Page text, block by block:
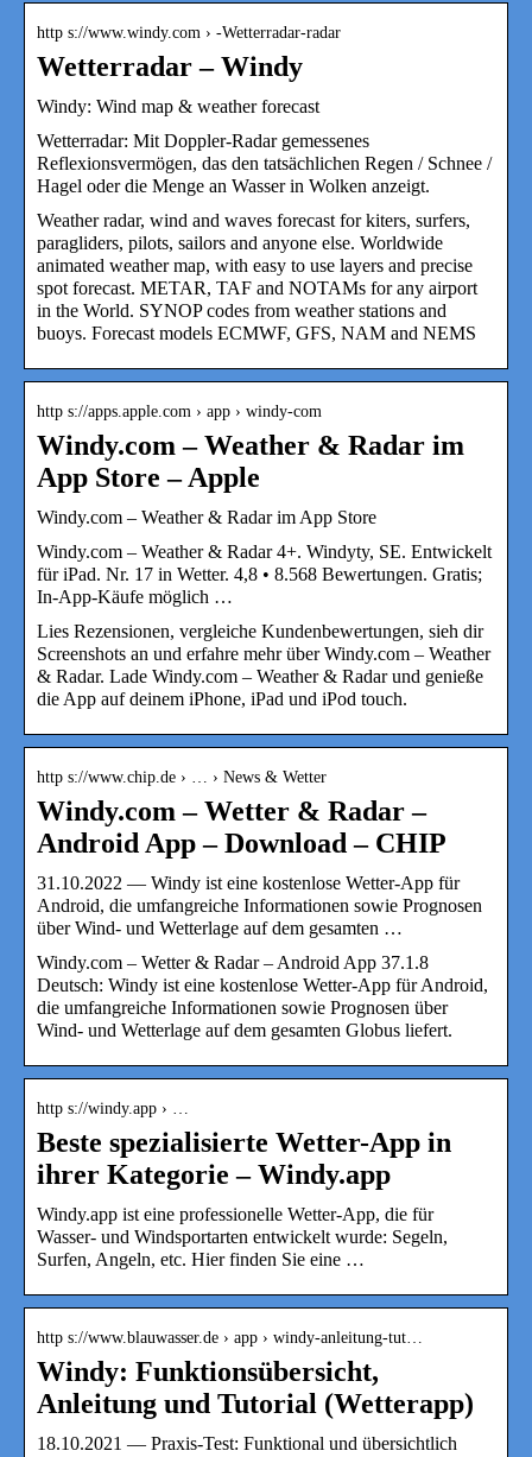
http s://www.windy.com › -Wetterradar-radar
Wetterradar – Windy
Windy: Wind map & weather forecast
Wetterradar: Mit Doppler-Radar gemessenes
Reflexionsvermögen, das den tatsächlichen Regen / Schnee /
Hagel oder die Menge an Wasser in Wolken anzeigt.
Weather radar, wind and waves forecast for kiters, surfers,
paragliders, pilots, sailors and anyone else. Worldwide
animated weather map, with easy to use layers and precise
spot forecast. METAR, TAF and NOTAMs for any airport
in the World. SYNOP codes from weather stations and
buoys. Forecast models ECMWF, GFS, NAM and NEMS
http s://apps.apple.com › app › windy-com
Windy.com – Weather & Radar im
App Store – Apple
‎Windy.com – Weather & Radar im App Store
Windy.com – Weather & Radar 4+. Windyty, SE. Entwickelt
für iPad. Nr. 17 in Wetter. 4,8 • 8.568 Bewertungen. Gratis;
In-App-Käufe möglich …
Lies Rezensionen, vergleiche Kundenbewertungen, sieh dir
Screenshots an und erfahre mehr über Windy.com – Weather
& Radar. Lade Windy.com – Weather & Radar und genieße
die App auf deinem iPhone, iPad und iPod touch.
http s://www.chip.de › … › News & Wetter
Windy.com – Wetter & Radar –
Android App – Download – CHIP
31.10.2022 — Windy ist eine kostenlose Wetter-App für
Android, die umfangreiche Informationen sowie Prognosen
über Wind- und Wetterlage auf dem gesamten …
Windy.com – Wetter & Radar – Android App 37.1.8
Deutsch: Windy ist eine kostenlose Wetter-App für Android,
die umfangreiche Informationen sowie Prognosen über
Wind- und Wetterlage auf dem gesamten Globus liefert.
http s://windy.app › …
Beste spezialisierte Wetter-App in
ihrer Kategorie – Windy.app
Windy.app ist eine professionelle Wetter-App, die für
Wasser- und Windsportarten entwickelt wurde: Segeln,
Surfen, Angeln, etc. Hier finden Sie eine …
http s://www.blauwasser.de › app › windy-anleitung-tut…
Windy: Funktionsübersicht,
Anleitung und Tutorial (Wetterapp)
18.10.2021 — Praxis-Test: Funktional und übersichtlich